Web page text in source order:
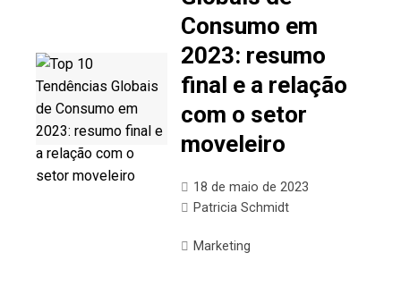
Consumo em
2023: resumo
final e a relação
com o setor
moveleiro
18 de maio de 2023
Patricia Schmidt
Marketing